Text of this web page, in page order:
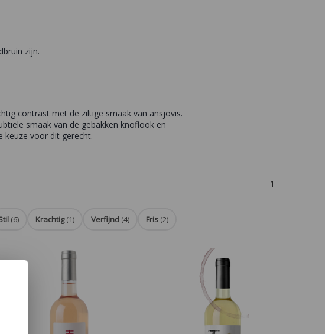
zijn.
contrast met de ziltige smaak van ansjovis.
smaak van de gebakken knoflook en
keuze voor dit gerecht.
1
(6) Krachtig (1) Verfijnd (4) Fris (2)